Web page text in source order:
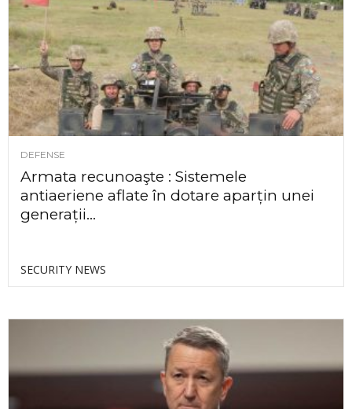
DEFENSE
Armata recunoaşte : Sistemele
antiaeriene aflate în dotare aparțin unei
generații...
SECURITY NEWS